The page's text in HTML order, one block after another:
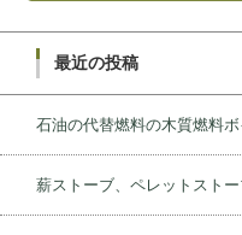
最近の投稿
石油の代替燃料の木質燃料ボ
薪ストーブ、ペレットスト